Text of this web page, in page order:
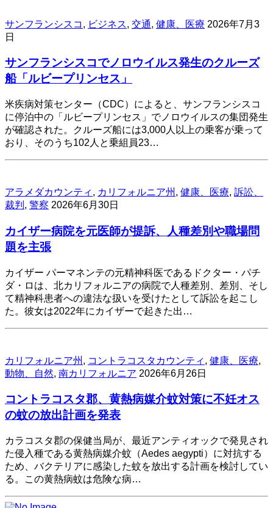
サンフランシスコ , ビジネス, 交通, 健康、医療 2026年7月3
日
サンフランシスコでノロウイルス発生のクルーズ
船「ルビープリンセス」
米疾病対策センター（CDC）によると、サンフランシスコ
に停泊中の「ルビープリンセス」でノロウイルスの集団発生
が確認された。クルーズ船には3,000人以上の乗客が乗って
おり、そのうち102人と乗組員23…
アラメダカウンティ , カリフォルニア州 , 健康、医療, 訴訟、
裁判 , 警察 2026年6月30日
カイザー病院を元医師が提訴、人種差別や職場問
題を主張
カイザー パーマネンテの元精神科医であるドクター・パチ
ダ・ロは、北カリフォルニアの病院で人種差別、差別、そし
て精神科患者への違法な扱いを受けたとして訴訟を起こし
た。彼女は2022年にカイザーで起きた出…
カリフォルニア州 , コントラコスタカウンティ , 健康、医療,
動物、自然, 南カリフォルニア 2026年6月26日
コントラコスタ郡、黄熱病媒介蚊対策に不妊オス
の蚊の放出計画を発表
カラコスタ郡の保健当局が、最近アンティオックで発見され
た侵入種である黄熱病媒介蚊（Aedes aegypti）に対抗する
ため、バクテリアに感染した蚊を放出する計画を検討してい
る。この黄熱病蚊は危険な病…